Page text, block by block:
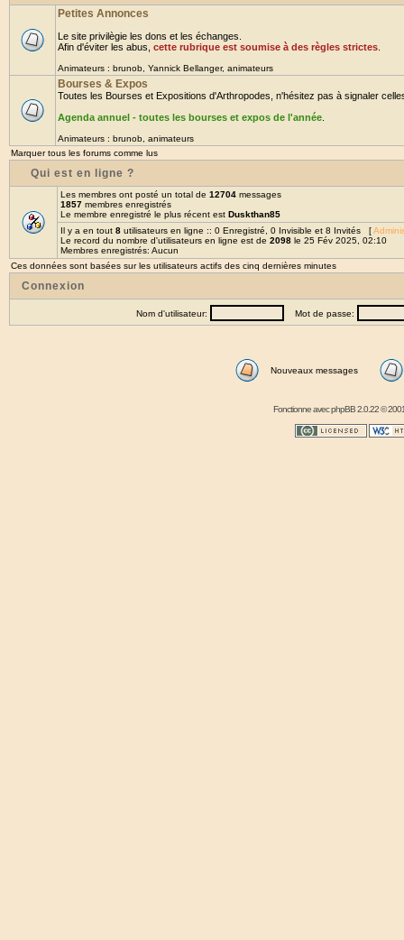
Petites Annonces
Le site privilègie les dons et les échanges.
Afin d'éviter les abus, cette rubrique est soumise à des règles strictes
Animateurs : brunob Yannick Bellanger, animateurs
Bourses & Expos
Toutes les Bourses et Expositions d'Arthropodes, n'hésitez pas à signaler
Agenda annuel - toutes les bourses et expos de l'année
Animateurs : brunob animateurs
Marquer tous les forums comme lus
Qui est en ligne ?
Les membres ont posté un total de 12704 messages
1857 membres enregistrés
Le membre enregistré le plus récent est Duskthan85
Il y a en tout 8 utilisateurs en ligne :: 0 Enregistré, 0 Invisible et 8 Invités [
Le record du nombre d'utilisateurs en ligne est de 2098 le 25 Fév 2025, 02:10
Membres enregistrés: Aucun
Ces données sont basées sur les utilisateurs actifs des cinq dernières minutes
Connexion
Nom d'utilisateur: Mot de passe:
Nouveaux messages
Fonctionne avecphpBB2.0.22 ©